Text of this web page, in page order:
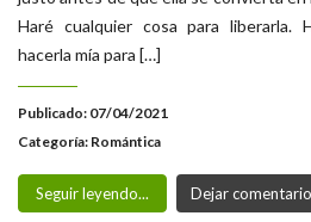
Haré cualquier cosa para liberarla.
hacerla mía para […]
Publicado: 07/04/2021
Categoría: Romántica
Seguir leyendo... Dejar comentario